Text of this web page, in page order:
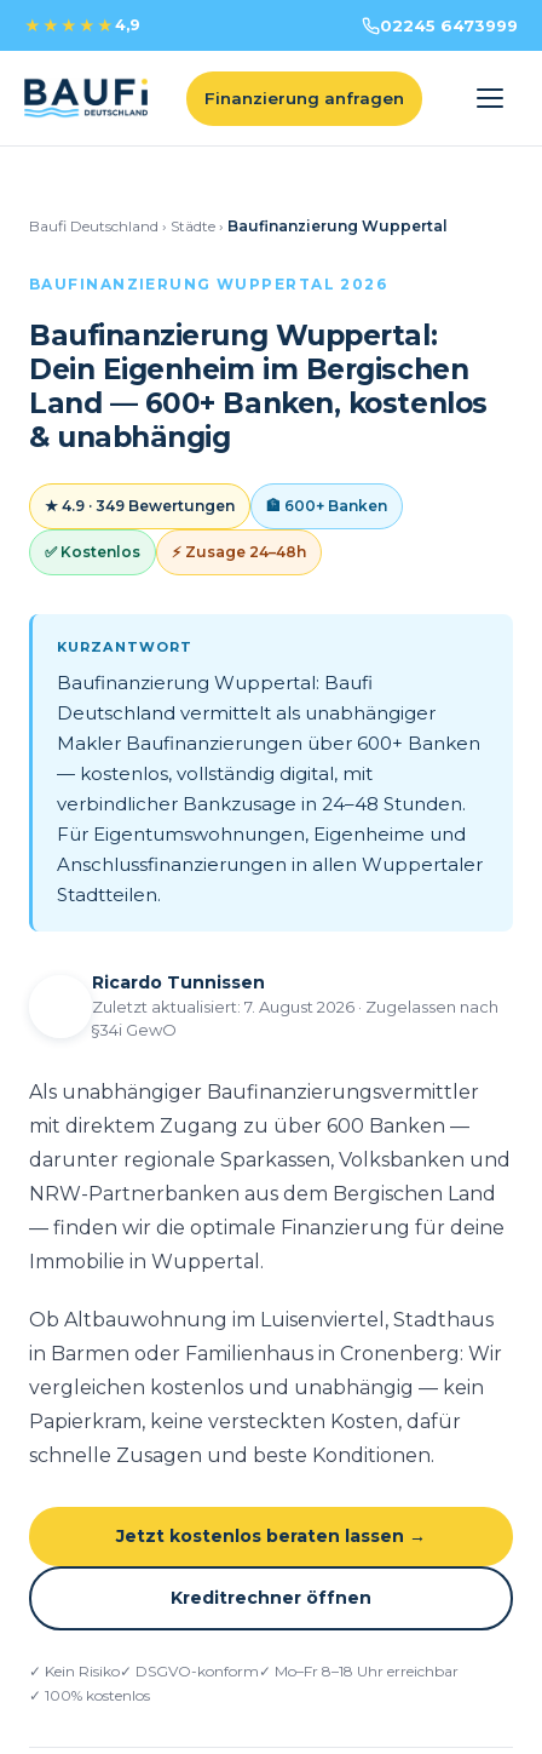
★★★★★ 4,9 02245 6473999
Finanzierung anfragen
Baufi Deutschland › Städte › Baufinanzierung Wuppertal
BAUFINANZIERUNG WUPPERTAL 2026
Baufinanzierung Wuppertal:
Dein Eigenheim im Bergischen
Land — 600+ Banken, kostenlos
& unabhängig
★ 4.9 · 349 Bewertungen 🏦 600+ Banken
✅ Kostenlos ⚡ Zusage 24–48h
KURZANTWORT
Baufinanzierung Wuppertal: Baufi
Deutschland vermittelt als unabhängiger
Makler Baufinanzierungen über 600+ Banken
— kostenlos, vollständig digital, mit
verbindlicher Bankzusage in 24–48 Stunden.
Für Eigentumswohnungen, Eigenheime und
Anschlussfinanzierungen in allen Wuppertaler
Stadtteilen.
Ricardo Tunnissen
Zuletzt aktualisiert: 7. August 2026 · Zugelassen nach
§34i GewO
Als unabhängiger Baufinanzierungsvermittler
mit direktem Zugang zu über 600 Banken —
darunter regionale Sparkassen, Volksbanken und
NRW-Partnerbanken aus dem Bergischen Land
— finden wir die optimale Finanzierung für deine
Immobilie in Wuppertal.
Ob Altbauwohnung im Luisenviertel, Stadthaus
in Barmen oder Familienhaus in Cronenberg: Wir
vergleichen kostenlos und unabhängig — kein
Papierkram, keine versteckten Kosten, dafür
schnelle Zusagen und beste Konditionen.
Jetzt kostenlos beraten lassen →
Kreditrechner öffnen
✓ Kein Risiko✓ DSGVO-konform ✓ Mo–Fr 8–18 Uhr erreichbar
✓ 100% kostenlos